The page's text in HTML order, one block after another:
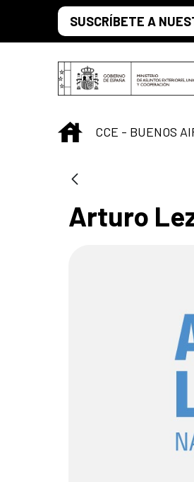
Saltar al contenido principal
SUSCRÍBETE A
INICIO
CCE - BUENOS
Arturo